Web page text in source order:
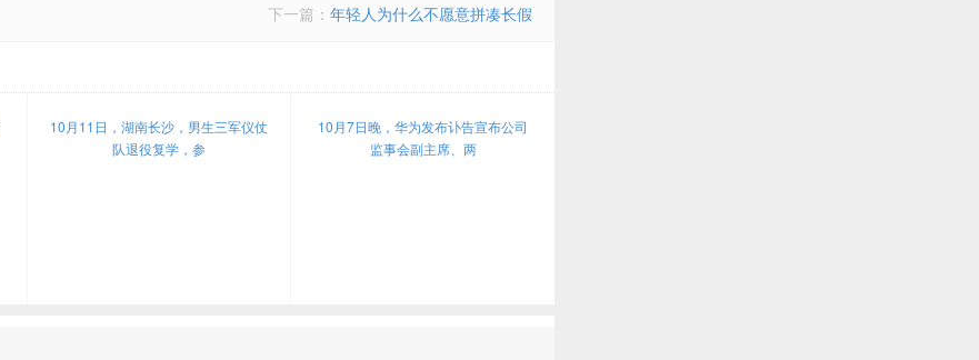
下一篇： 年轻人为什么不愿意拼凑长假
10月11日，湖南长沙，男生三军仪仗
队退役复学，参
10月7日晚，华为发布讣告宣布公司
监事会副主席、两